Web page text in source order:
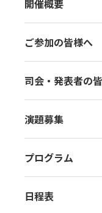
開催概要
ご参加の皆様へ
司会・発表者の
演題募集
プログラム
日程表